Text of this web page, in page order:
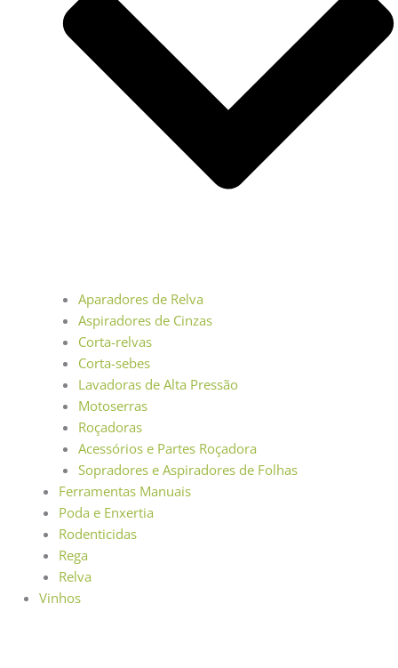
Aparadores de Relva
Aspiradores de Cinzas
Corta-relvas
Corta-sebes
Lavadoras de Alta Pressão
Motoserras
Roçadoras
Acessórios e Partes Roçadora
Sopradores e Aspiradores de Folhas
Ferramentas Manuais
Poda e Enxertia
Rodenticidas
Rega
Relva
Vinhos